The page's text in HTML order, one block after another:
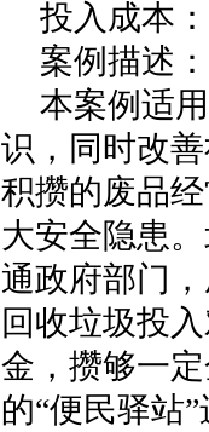
投入成本：
案例描述：
本案例适
识，同时改
积攒的废品
大安全隐患
通政府部门
回收垃圾投
金，攒够一
的“便民驿站